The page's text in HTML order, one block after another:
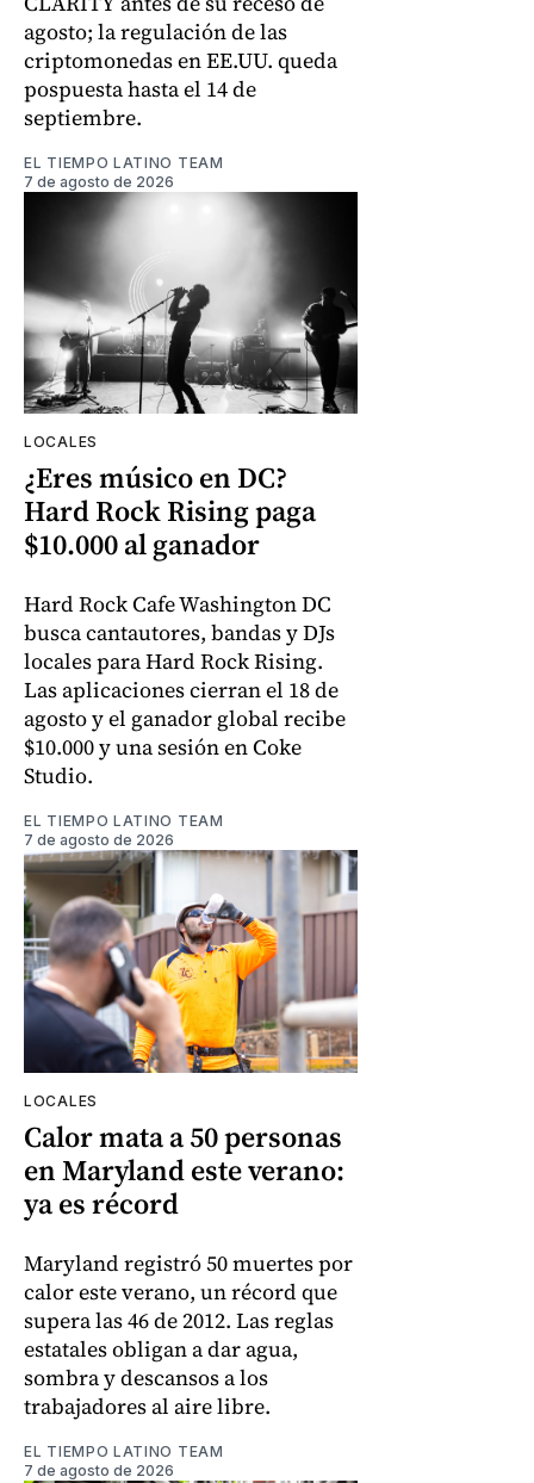
agosto; la regulación de las
criptomonedas en EE.UU. queda
pospuesta hasta el 14 de
septiembre.
EL TIEMPO LATINO TEAM
7 de agosto de 2026
LOCALES
¿Eres músico en DC?
Hard Rock Rising paga
$10.000 al ganador
Hard Rock Cafe Washington DC
busca cantautores, bandas y DJs
locales para Hard Rock Rising.
Las aplicaciones cierran el 18 de
agosto y el ganador global recibe
$10.000 y una sesión en Coke
Studio.
EL TIEMPO LATINO TEAM
7 de agosto de 2026
LOCALES
Calor mata a 50 personas
en Maryland este verano:
ya es récord
Maryland registró 50 muertes por
calor este verano, un récord que
supera las 46 de 2012. Las reglas
estatales obligan a dar agua,
sombra y descansos a los
trabajadores al aire libre.
EL TIEMPO LATINO TEAM
7 de agosto de 2026